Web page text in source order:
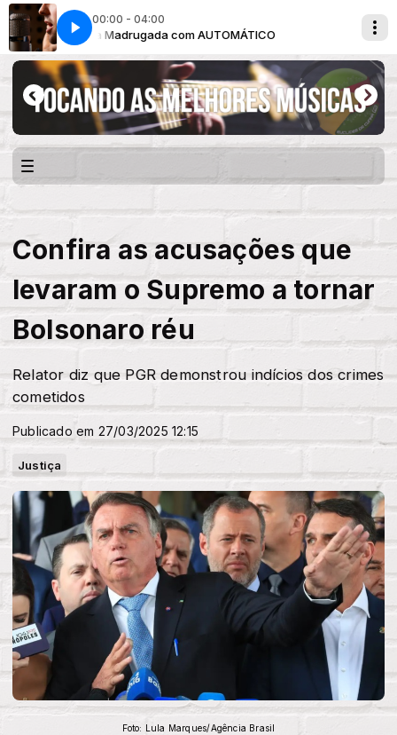
00:00 - 04:00
Clube da Madrugada com AUTOMÁTICO Clube da Madrugada
Confira as acusações que
levaram o Supremo a tornar
Bolsonaro réu
Relator diz que PGR demonstrou indícios dos crimes
cometidos
Publicado em 27/03/2025 12:15
Justiça
Foto: Lula Marques/Agência Brasil